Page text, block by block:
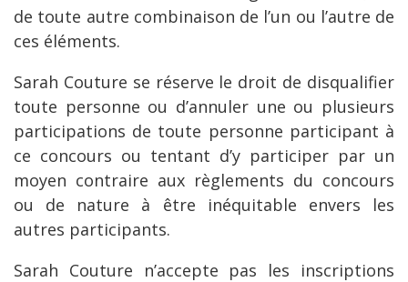
de toute autre combinaison de l’un ou l’autre de
ces éléments.
Sarah Couture se réserve le droit de disqualifier
toute personne ou d’annuler une ou plusieurs
participations de toute personne participant à
ce concours ou tentant d’y participer par un
moyen contraire aux règlements du concours
ou de nature à être inéquitable envers les
autres participants.
Sarah Couture n’accepte pas les inscriptions